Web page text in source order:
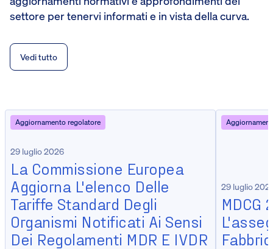
settore per tenervi informati e in vista della curva.
Vedi tutto
Aggiornamento regolatore
29 luglio 2026
La Commissione Europea
Aggiorna L'elenco Delle
Tariffe Standard Degli
Organismi Notificati Ai Sensi
Dei Regolamenti MDR E IVDR
29 luglio
MDCG